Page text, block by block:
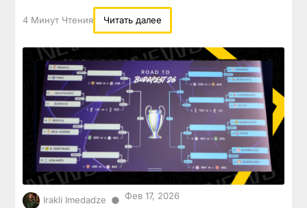
4 Минут Чтения Читать далее
Irakli Imedadze ● Фев 17, 2026